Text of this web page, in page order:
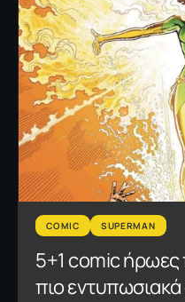
COMIC SUPERMAN
5+1 comic
πιο εντυπωσιακά